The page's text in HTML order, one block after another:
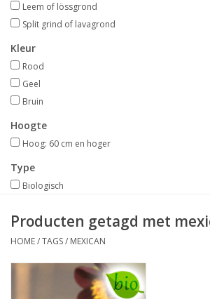
Advies
Onze tuinen!
Sterke Bollen Dagen
Nieuws
Leem of lössgrond
Split grind of lavagrond
Kleur
Rood
Geel
Bruin
Hoogte
Hoog: 60 cm en hoger
Type
Biologisch
Producten getagd met
HOME/TAGS/ MEXICAN